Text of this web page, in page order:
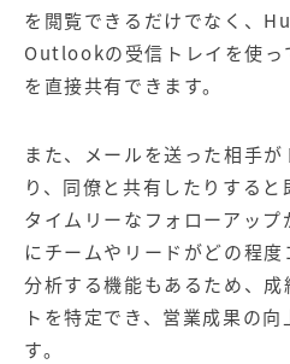
を閲覧できるだけでなく、
Outlookの受信トレイを使っ
を直接共有できます。
また、メールを送った相手
り、同僚と共有したりすると
タイムリーなフォローアッ
にチームやリードがどの程
分析する機能もあるため、
トを特定でき、営業成果の
す。